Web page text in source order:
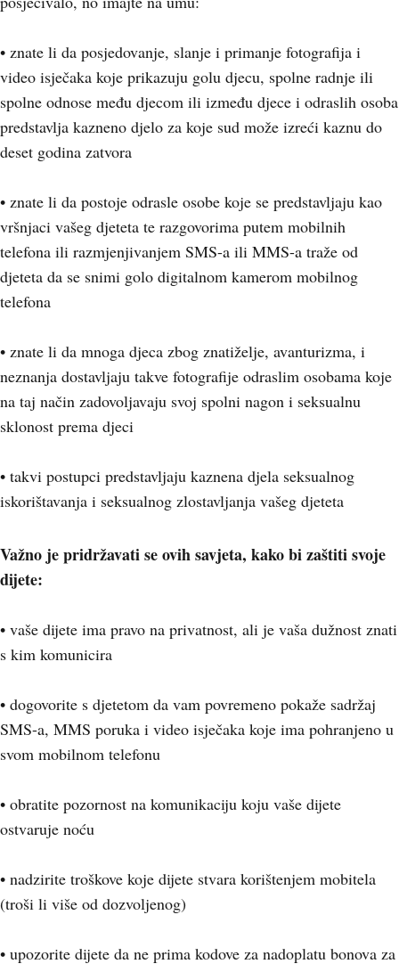
• znate li da posjedovanje, slanje i primanje fotografija i
video isječaka koje prikazuju golu djecu, spolne radnje ili
spolne odnose među djecom ili između djece i odraslih osoba
predstavlja kazneno djelo za koje sud može izreći kaznu do
deset godina zatvora
• znate li da postoje odrasle osobe koje se predstavljaju kao
vršnjaci vašeg djeteta te razgovorima putem mobilnih
telefona ili razmjenjivanjem SMS-a ili MMS-a traže od
djeteta da se snimi golo digitalnom kamerom mobilnog
telefona
• znate li da mnoga djeca zbog znatiželje, avanturizma, i
neznanja dostavljaju takve fotografije odraslim osobama koje
na taj način zadovoljavaju svoj spolni nagon i seksualnu
sklonost prema djeci
• takvi postupci predstavljaju kaznena djela seksualnog
iskorištavanja i seksualnog zlostavljanja vašeg djeteta
Važno je pridržavati se ovih savjeta, kako bi zaštiti svoje
dijete:
• vaše dijete ima pravo na privatnost, ali je vaša dužnost znati
s kim komunicira
• dogovorite s djetetom da vam povremeno pokaže sadržaj
SMS-a, MMS poruka i video isječaka koje ima pohranjeno u
svom mobilnom telefonu
• obratite pozornost na komunikaciju koju vaše dijete
ostvaruje noću
• nadzirite troškove koje dijete stvara korištenjem mobitela
(troši li više od dozvoljenog)
• upozorite dijete da ne prima kodove za nadoplatu bonova za